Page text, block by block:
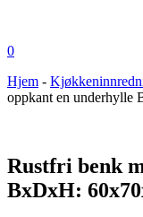
0
Hjem -
oppkant en underhylle
Rustfri benk
BxDxH: